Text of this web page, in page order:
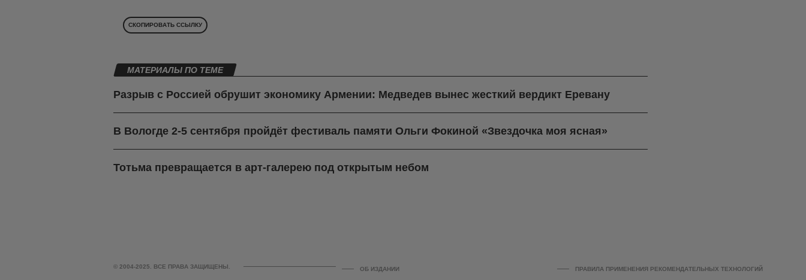
СКОПИРОВАТЬ ССЫЛКУ
МАТЕРИАЛЫ ПО ТЕМЕ
Разрыв с Россией обрушит экономику Армении: Медведев вынес жесткий вердикт Еревану
В Вологде 2-5 сентября пройдёт фестиваль памяти Ольги Фокиной «Звездочка моя ясная»
Тотьма превращается в арт-галерею под открытым небом
© 2004-2025. ВСЕ ПРАВА ЗАЩИЩЕНЫ. ОБ ИЗДАНИИ ПРАВИЛА ПРИМЕНЕНИЯ РЕКОМЕНДАТЕЛЬНЫХ ТЕХНОЛОГИЙ